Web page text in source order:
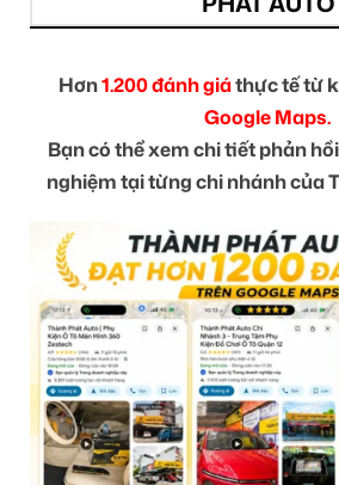
Hơn1.200 đánh giáthực tế từ
Google Maps.
Bạn có thể xem chi tiết phản
nghiệm tại từng chi nhánh của